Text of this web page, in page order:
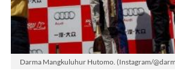
Darma Mangkuluhur Hutomo. (Instagram/